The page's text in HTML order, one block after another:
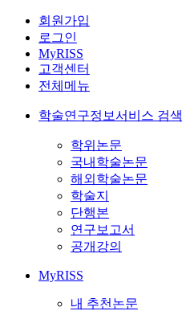
회원가입
로그인
MyRISS
고객센터
전체메뉴
학술연구정보서비스 검색
학위논문
국내학술논문
해외학술논문
학술지
단행본
연구보고서
공개강의
MyRISS
내 추천논문